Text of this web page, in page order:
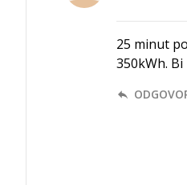
25 minut
350kWh.